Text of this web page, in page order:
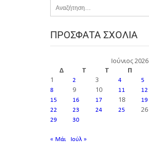
ΠΡΌΣΦΑΤΑ ΣΧΌΛΙΑ
Ιούνιος 2026
Δ
Τ Τ Π
1
2 3 4 5
8 9 10 11 12
15 16 17 18 19
22 23 24 25 26
29 30
« Μάι Ιούλ »